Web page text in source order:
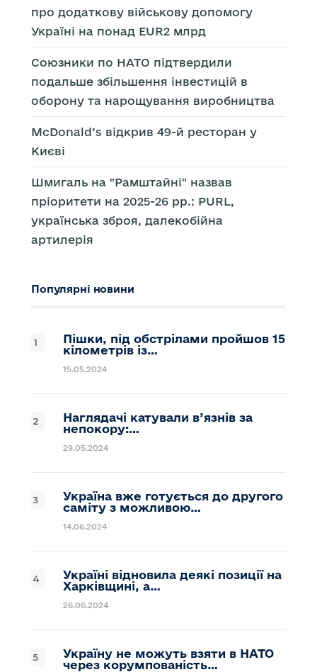
про додаткову військову допомогу
Україні на понад EUR2 млрд
Союзники по НАТО підтвердили
подальше збільшення інвестицій в
оборону та нарощування виробництва
McDonald’s відкрив 49-й ресторан у
Києві
Шмигаль на "Рамштайні" назвав
пріоритети на 2025-26 рр.: PURL,
українська зброя, далекобійна
артилерія
Популярні новини
Пішки, під обстрілами пройшов 15
кілометрів із…
15.05.2024
Наглядачі катували в’язнів за
непокору:…
29.05.2024
Україна вже готується до другого
саміту з можливою…
14.06.2024
Україні відновила деякі позиції на
Харківщині, а…
26.06.2024
Україну не можуть взяти в НАТО
через корумпованість…